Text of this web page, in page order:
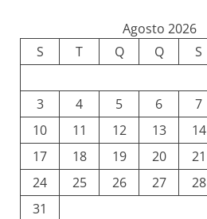
Agosto 2026
S
T Q Q S
3
4 5 6 7
10
11 12 13 14
17
18 19 20 21
24
25 26 27 28
31